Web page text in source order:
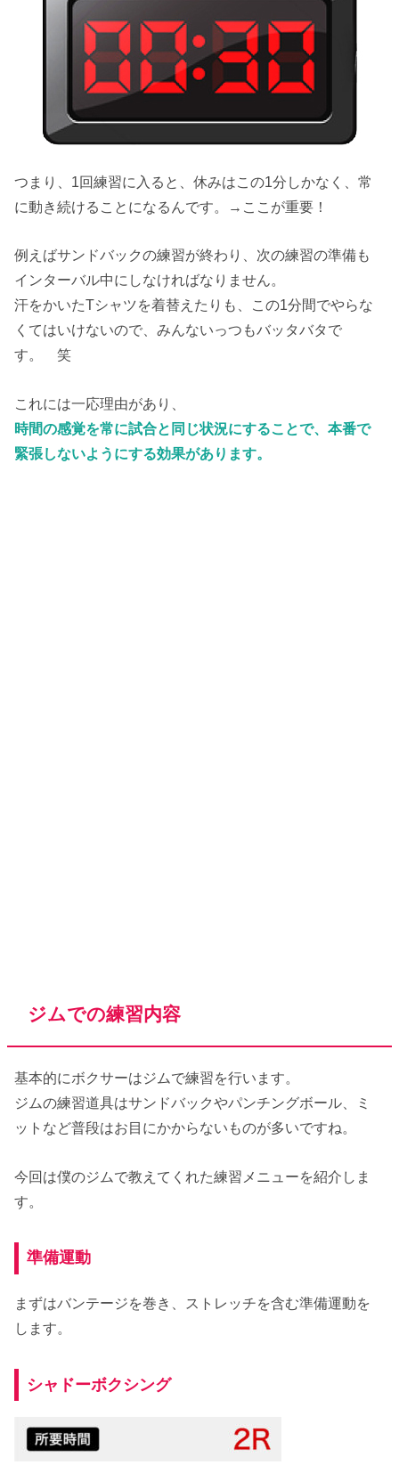
つまり、1回練習に入ると、休みはこの1分しかなく、常
に動き続けることになるんです。→ここが重要！
例えばサンドバックの練習が終わり、次の練習の準備も
インターバル中にしなければなりません。
汗をかいたTシャツを着替えたりも、この1分間でやらな
くてはいけないので、みんないっつもバッタバタで
す。 笑
これには一応理由があり、
時間の感覚を常に試合と同じ状況にすることで、本番で
緊張しないようにする効果があります。
ジムでの練習内容
基本的にボクサーはジムで練習を行います。
ジムの練習道具はサンドバックやパンチングボール、ミ
ットなど普段はお目にかからないものが多いですね。
今回は僕のジムで教えてくれた練習メニューを紹介しま
す。
準備運動
まずはバンテージを巻き、ストレッチを含む準備運動を
します。
シャドーボクシング